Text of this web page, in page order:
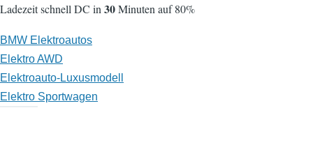
Ladezeit schnell DC in 30Minuten auf 80%
BMW Elektroautos
Elektro AWD
Elektroauto-Luxusmodell
Elektro Sportwagen